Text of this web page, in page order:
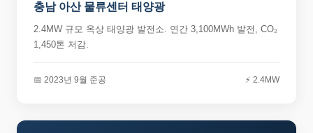
충남 아산 물류센터 태양광
2.4MW 규모 옥상 태양광 발전소. 연간 3,100MWh 발전, CO₂
1,450톤 저감.
📅 2023년 9월 준공 ⚡ 2.4MW